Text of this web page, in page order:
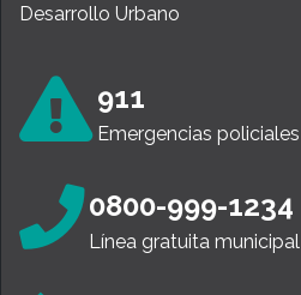
Desarrollo Urbano
911
Emergencias policiales
0800-999-1234
Línea gratuita municipal